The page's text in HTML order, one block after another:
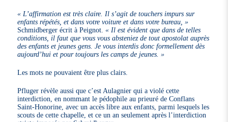
« L’affirmation est très claire. Il s’agit de touchers impurs sur
enfants répétés, et dans votre voiture et dans votre bureau, »
Schmidberger écrit à Peignot.« Il est évident que dans de telles
conditions, il faut que vous vous absteniez de tout apostolat auprès
des enfants et jeunes gens. Je vous interdis donc formellement dès
aujourd’hui et pour toujours les camps de jeunes. »
Les mots ne pouvaient être plus clairs.
Pfluger révèle aussi que c’est Aulagnier qui a violé cette
interdiction, en nommant le pédophile au prieuré de Conflans
Saint-Honorine, avec un accès libre aux enfants, parmi lesquels les
scouts de cette chapelle, et ce un an seulement après l’interdiction